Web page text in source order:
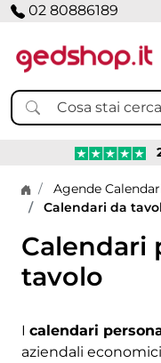
02 80886189
Home page
Agende
Calendari da
Calendari
tavolo
I calendari
aziendali